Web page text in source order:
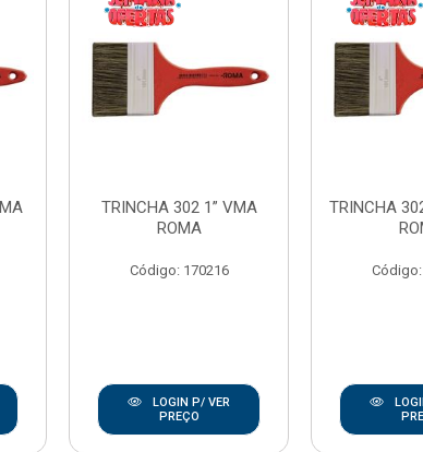
TRINCHA 302 1” VMA
ROMA
Código: 170216
LOGIN P/ VER
PREÇO
TRINCHA